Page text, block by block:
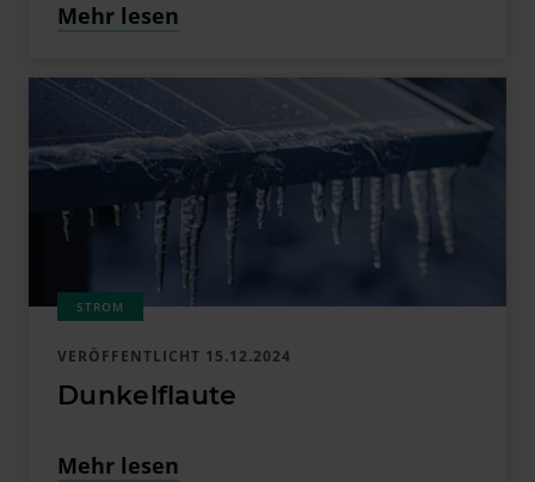
Mehr lesen
VERÖFFENTLICHT 15.12.2024
Dunkelflaute
Mehr lesen